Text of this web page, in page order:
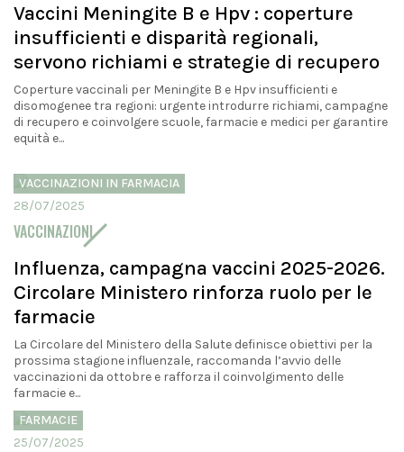
Vaccini Meningite B e Hpv : coperture
insufficienti e disparità regionali,
servono richiami e strategie di recupero
Coperture vaccinali per Meningite B e Hpv insufficienti e
disomogenee tra regioni: urgente introdurre richiami, campagne
di recupero e coinvolgere scuole, farmacie e medici per garantire
equità e...
VACCINAZIONI IN FARMACIA
28/07/2025
VACCINAZIONI
Influenza, campagna vaccini 2025-2026.
Circolare Ministero rinforza ruolo per le
farmacie
La Circolare del Ministero della Salute definisce obiettivi per la
prossima stagione influenzale, raccomanda l’avvio delle
vaccinazioni da ottobre e rafforza il coinvolgimento delle
farmacie e...
FARMACIE
25/07/2025